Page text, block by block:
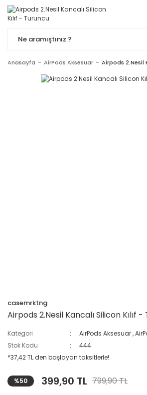
Anasayfa AirPods Aksesuar Airpods 2.Nesil
casemrktng
Airpods 2.Nesil Kancalı Silicon Kılıf
Kategori AirPods Aksesuar,
Stok Kodu
444
*37,42 TL den başlayan taksitlerle!
%50 399,90 TL 799,90 TL